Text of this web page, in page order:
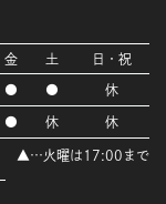
金 土 日・祝
● ● 休
● 休 休
▲…火曜は17:00まで